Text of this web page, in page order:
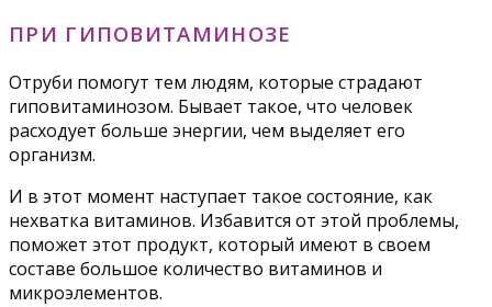
ПРИ ГИПОВИТАМИНОЗЕ
Отруби помогут тем людям, которые страдают
гиповитаминозом. Бывает такое, что человек
расходует больше энергии, чем выделяет его
организм.
И в этот момент наступает такое состояние, как
нехватка витаминов. Избавится от этой проблемы,
поможет этот продукт, который имеют в своем
составе большое количество витаминов и
микроэлементов.